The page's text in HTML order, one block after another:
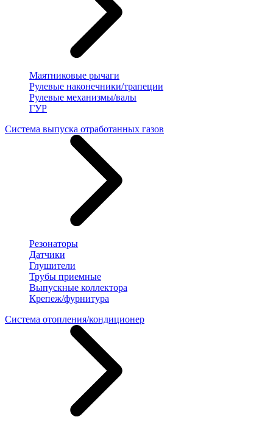
Маятниковые рычаги
Рулевые наконечники/трапеции
Рулевые механизмы/валы
ГУР
Система выпуска отработанных газов
Резонаторы
Датчики
Глушители
Трубы приемные
Выпускные коллектора
Крепеж/фурнитура
Система отопления/кондиционер